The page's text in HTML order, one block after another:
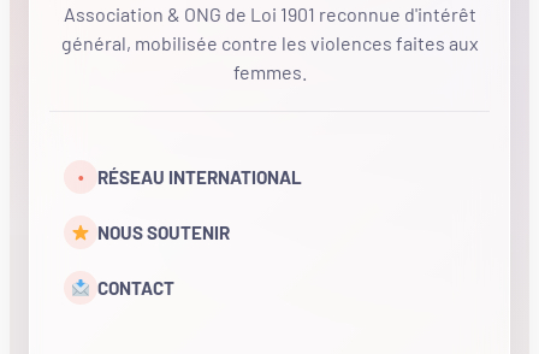
Association & ONG de Loi 1901 reconnue d'intérêt
général, mobilisée contre les violences faites aux
femmes.
• RÉSEAU INTERNATIONAL
NOUS SOUTENIR
CONTACT